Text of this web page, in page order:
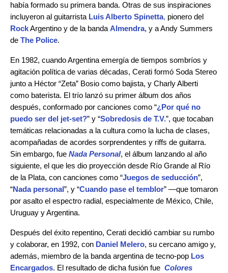
había formado su primera banda. Otras de sus inspiraciones
incluyeron al guitarrista Luis Alberto Spinetta, pionero del
RockArgentino y de la banda Almendra, y a Andy Summers
de The Police.
En 1982, cuando Argentina emergía de tiempos sombríos y
agitación política de varias décadas, Cerati formó Soda Stereo
junto a Héctor “Zeta” Bosio como bajista, y Charly Alberti
como baterista. El trío lanzó su primer álbum dos años
después, conformado por canciones como “¿Por qué no
puedo ser del jet-set?” y “Sobredosis de T.V.”, que tocaban
temáticas relacionadas a la cultura como la lucha de clases,
acompañadas de acordes sorprendentes y riffs de guitarra.
Sin embargo, fue Nada Personal, el álbum lanzando al año
siguiente, el que les dio proyección desde Río Grande al Río
de la Plata, con canciones como “Juegos de seducción”,
“Nada personal”, y “Cuando pase el temblor” —que tomaron
por asalto el espectro radial, especialmente de México, Chile,
Uruguay y Argentina.
Después del éxito repentino, Cerati decidió cambiar su rumbo
y colaborar, en 1992, con Daniel Melero, su cercano amigo y,
además, miembro de la banda argentina de tecno-pop Los
Encargados. El resultado de dicha fusión fue Colores